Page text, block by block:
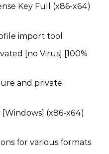
Key Full (x86-x64)
import tool
[no Virus] [100%
and private
(x86-x64)
for various formats